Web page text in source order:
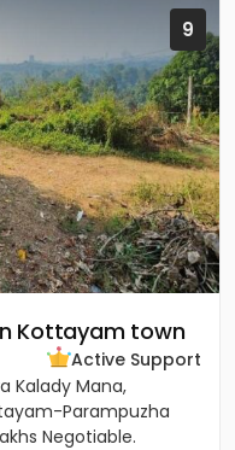
9
Kottayam town
Active Support
Kalady Mana,
Parampuzha
Negotiable.